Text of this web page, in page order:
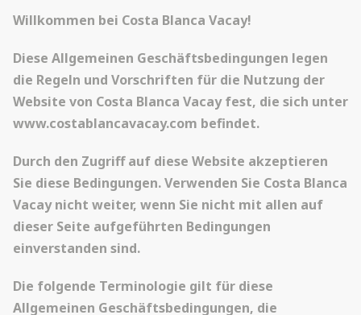
Willkommen bei Costa Blanca Vacay!
Diese Allgemeinen Geschäftsbedingungen legen
die Regeln und Vorschriften für die Nutzung der
Website von Costa Blanca Vacay fest, die sich unter
www.costablancavacay.com befindet.
Durch den Zugriff auf diese Website akzeptieren
Sie diese Bedingungen. Verwenden Sie Costa Blanca
Vacay nicht weiter, wenn Sie nicht mit allen auf
dieser Seite aufgeführten Bedingungen
einverstanden sind.
Die folgende Terminologie gilt für diese
Allgemeinen Geschäftsbedingungen, die